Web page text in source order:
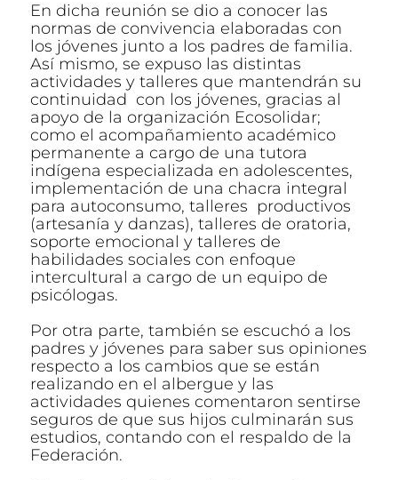
En dicha reunión se dio a conocer las
normas de convivencia elaboradas con
los jóvenes junto a los padres de familia.
Así mismo, se expuso las distintas
actividades y talleres que mantendrán su
continuidad con los jóvenes, gracias al
apoyo de la organización Ecosolidar;
como el acompañamiento académico
permanente a cargo de una tutora
indígena especializada en adolescentes,
implementación de una chacra integral
para autoconsumo, talleres productivos
(artesanía y danzas), talleres de oratoria,
soporte emocional y talleres de
habilidades sociales con enfoque
intercultural a cargo de un equipo de
psicólogas.
Por otra parte, también se escuchó a los
padres y jóvenes para saber sus opiniones
respecto a los cambios que se están
realizando en el albergue y las
actividades quienes comentaron sentirse
seguros de que sus hijos culminarán sus
estudios, contando con el respaldo de la
Federación.